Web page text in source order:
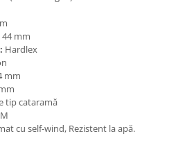
44 mm
Hardlex
mm
tip cataramă
cu self-wind, Rezistent la apă.